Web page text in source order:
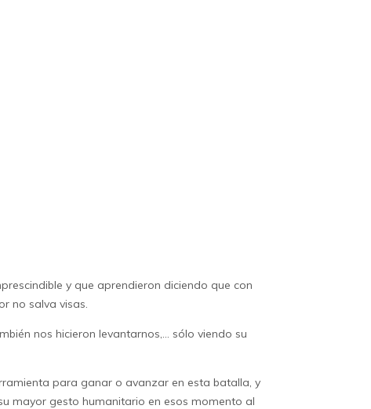
y que aprendieron diciendo que con
no salva visas.
nos hicieron levantarnos,… sólo viendo su
para ganar o avanzar en esta batalla, y
mayor gesto humanitario en esos momento al